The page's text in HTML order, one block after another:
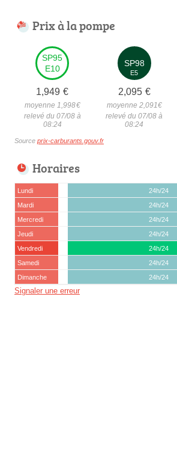
Prix à la pompe
SP95
E10
1,949 €
moyenne 1,998€
relevé du 07/08 à
08:24
SP98
E5
2,095 €
moyenne 2,091€
relevé du 07/08 à
08:24
Source prix-carburants.gouv.fr
Horaires
Lundi
24h/24
Mardi
24h/24
Mercredi
24h/24
Jeudi
24h/24
Vendredi
24h/24
Samedi
24h/24
Dimanche
24h/24
Signaler une erreur